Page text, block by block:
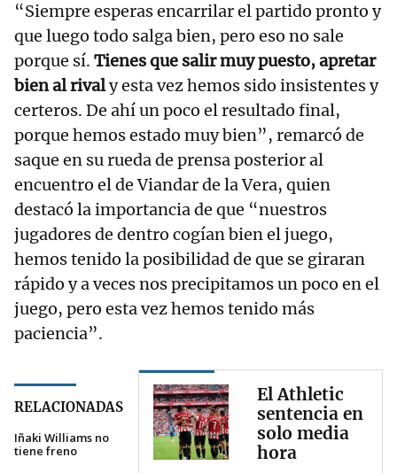
“Siempre esperas encarrilar el partido pronto y
que luego todo salga bien, pero eso no sale
porque sí. Tienes que salir muy puesto, apretar
bien al rivaly esta vez hemos sido insistentes y
certeros. De ahí un poco el resultado final,
porque hemos estado muy bien”, remarcó de
saque en su rueda de prensa posterior al
encuentro el de Viandar de la Vera, quien
destacó la importancia de que “nuestros
jugadores de dentro cogían bien el juego,
hemos tenido la posibilidad de que se giraran
rápido y a veces nos precipitamos un poco en el
juego, pero esta vez hemos tenido más
paciencia”.
RELACIONADAS
Iñaki Williams no
tiene freno
El Athletic
sentencia en
solo media
hora